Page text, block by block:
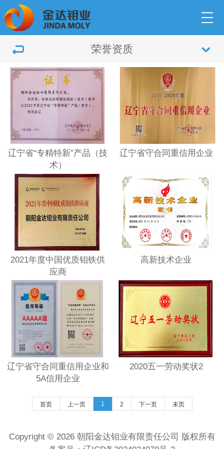
荣誉资质
辽宁省“专精特新”产品（技
术）
辽宁省守合同重信用企业
2021年度中国优质钼铁供
应商
高新技术企业
辽宁省守合同重信用企业和
5A信用企业
2020五一劳动奖状2
首页 上一页 1 2 下一页 末页
Copyright © 2026 朝阳金达钼业有限责任公司 版权所有